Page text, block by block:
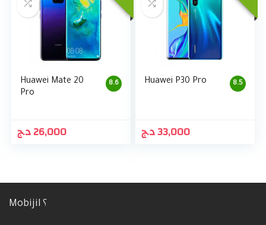
8.6
Huawei Mate 20
Pro
26,000د.ج
8.5
Huawei P30 Pro
33,000د.ج
Mobijil ؟